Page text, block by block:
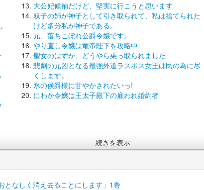
大公妃候補だけど、堅実に行こうと思います
双子の姉が神子として引き取られて、私は捨てられた
けど多分私が神子である。
元、落ちこぼれ公爵令嬢です。
やり直し令嬢は竜帝陛下を攻略中
聖女のはずが、どうやら乗っ取られました
悲劇の元凶となる最強外道ラスボス女王は民の為に尽
くします。
氷の侯爵様に甘やかされたいっ!
にわか令嬢は王太子殿下の雇われ婚約者
続きを表示
なしく消え去ることにします」1巻